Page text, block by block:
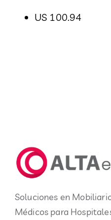
US 100.94
Soluciones en
Médicos para